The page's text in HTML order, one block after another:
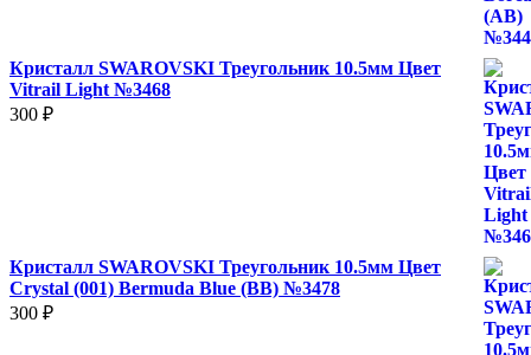
Кристалл SWAROVSKI Треугольник 10.5мм Цвет
Vitrail Light №3468
300 ₽
Кристалл SWAROVSKI Треугольник 10.5мм Цвет
Crystal (001) Bermuda Blue (BB) №3478
300 ₽